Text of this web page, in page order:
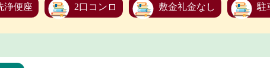
浄便座 2口コンロ 敷金礼金なし 駐